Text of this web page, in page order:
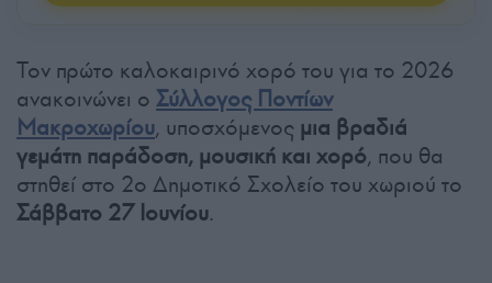
Τον πρώτο καλοκαιρινό χορό του για το 2026
ανακοινώνει ο Σύλλογος Ποντίων
Μακροχωρίου, υποσχόμενος μια βραδιά
γεμάτη παράδοση, μουσική και χορό, που θα
στηθεί στο 2ο Δημοτικό Σχολείο του χωριού το
Σάββατο 27 Ιουνίου.